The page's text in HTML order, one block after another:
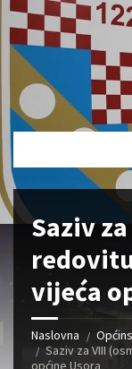
Saziv
vijeća
Naslovna
Saziv za VIII
općine Usora